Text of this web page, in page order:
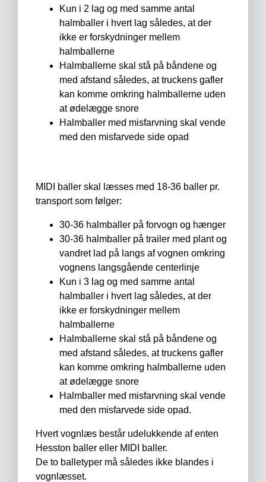
Kun i 2 lag og med samme antal
halmballer i hvert lag således, at der
ikke er forskydninger mellem
halmballerne
Halmballerne skal stå på båndene og
med afstand således, at truckens gafler
kan komme omkring halmballerne uden
at ødelægge snore
Halmballer med misfarvning skal vende
med den misfarvede side opad
MIDI baller skal læsses med 18-36 baller pr.
transport som følger:
30-36 halmballer på forvogn og hænger
30-36 halmballer på trailer med plant og
vandret lad på langs af vognen omkring
vognens langsgående centerlinje
Kun i 3 lag og med samme antal
halmballer i hvert lag således, at der
ikke er forskydninger mellem
halmballerne
Halmballerne skal stå på båndene og
med afstand således, at truckens gafler
kan komme omkring halmballerne uden
at ødelægge snore
Halmballer med misfarvning skal vende
med den misfarvede side opad.
Hvert vognlæs består udelukkende af enten
Hesston baller eller MIDI baller.
De to balletyper må således ikke blandes i
vognlæsset.